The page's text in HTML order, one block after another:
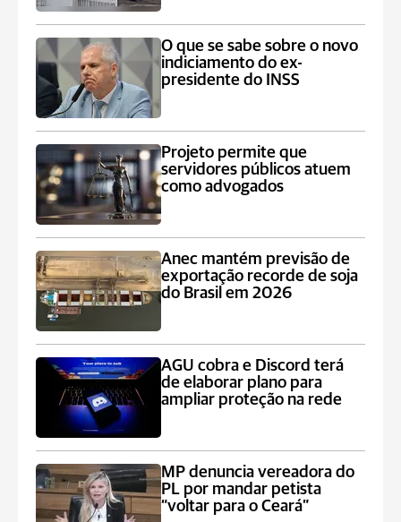
O que se sabe sobre o novo
indiciamento do ex-
presidente do INSS
Projeto permite que
servidores públicos atuem
como advogados
Anec mantém previsão de
exportação recorde de soja
do Brasil em 2026
AGU cobra e Discord terá
de elaborar plano para
ampliar proteção na rede
MP denuncia vereadora do
PL por mandar petista
“voltar para o Ceará”